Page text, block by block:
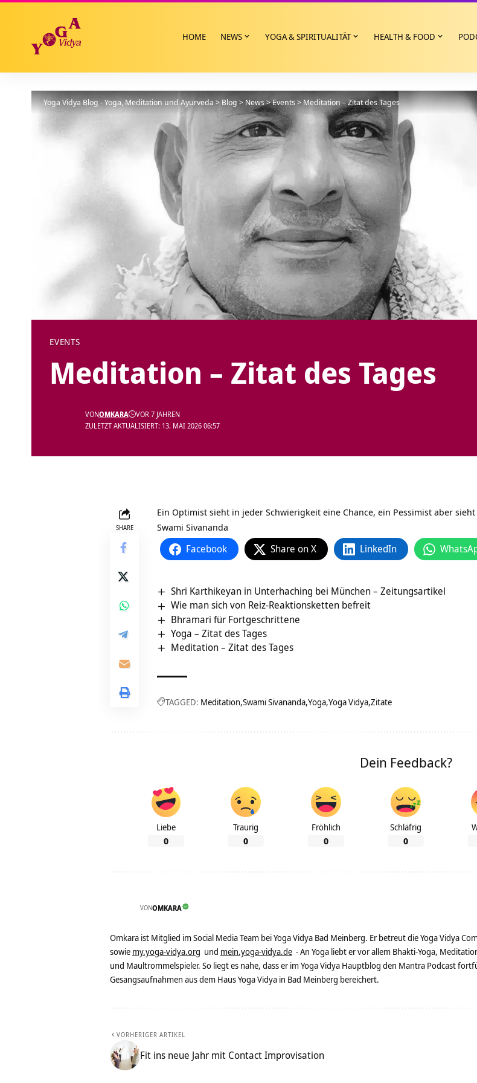
HOME NEWS YOGA & SPIRITUALITÄT HEALTH & FOOD
Yoga Vidya Blog - Yoga, Meditation und Ayurveda>Blog > News>Events>Meditation – Zitat des Tages
EVENTS
Meditation – Zitat des Tages
ZULETZT AKTUALISIERT: 13. MAI 2026 06:57
VONOMKARA VOR 7 JAHREN
SHARE
Ein Optimist sieht in jeder Schwierigkeit eine Chance, ein Pessimist aber
Swami Sivananda
Facebook Share on X LinkedIn
Shri Karthikeyan in Unterhaching bei München – Zeitungsartikel
Wie man sich von Reiz-Reaktionsketten befreit
Bhramari für Fortgeschrittene
Yoga – Zitat des Tages
Meditation – Zitat des Tages
TAGGED: Meditation Swami Sivananda Yoga Yoga Vidya Zitate
Dein Feedback?
Liebe
0
Traurig
0
Fröhlich
0
Schläfrig
0
VONOMKARA
Omkara ist Mitglied im Social Media Team bei Yoga Vidya Bad Meinberg. Er betreut die Yoga Vidya
sowie my.yoga-vidya.org und mein.yoga-vidya.de - An Yoga liebt er vor allem Bhakti-Yoga,
und Maultrommelspieler. So liegt es nahe, dass er im Yoga Vidya Hauptblog den Mantra Podcast
Gesangsaufnahmen aus dem Haus Yoga Vidya in Bad Meinberg bereichert.
VORHERIGER ARTIKEL
Fit ins neue Jahr mit Contact Improvisation